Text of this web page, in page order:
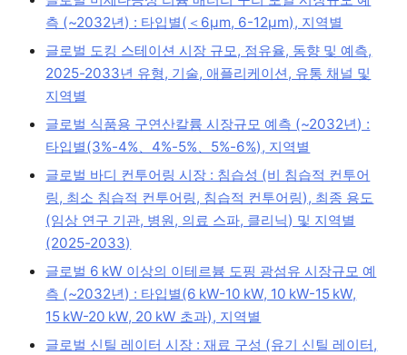
측 (~2032년) : 타입별(＜6μm, 6-12μm), 지역별
글로벌 도킹 스테이션 시장 규모, 점유율, 동향 및 예측,
2025-2033년 유형, 기술, 애플리케이션, 유통 채널 및
지역별
글로벌 식품용 구연산칼륨 시장규모 예측 (~2032년) :
타입별(3%-4%、4%-5%、5%-6%), 지역별
글로벌 바디 컨투어링 시장 : 침습성 (비 침습적 컨투어
링, 최소 침습적 컨투어링, 침습적 컨투어링), 최종 용도
(임상 연구 기관, 병원, 의료 스파, 클리닉) 및 지역별
(2025-2033)
글로벌 6 kW 이상의 이테르븀 도핑 광섬유 시장규모 예
측 (~2032년) : 타입별(6 kW-10 kW, 10 kW-15 kW,
15 kW-20 kW, 20 kW 초과), 지역별
글로벌 신틸 레이터 시장 : 재료 구성 (유기 신틸 레이터,